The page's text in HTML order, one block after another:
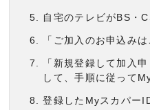
自宅のテレビがBS・
「ご加入のお申込み
「新規登録して加入
して、手順に従って
登録したMyスカパー